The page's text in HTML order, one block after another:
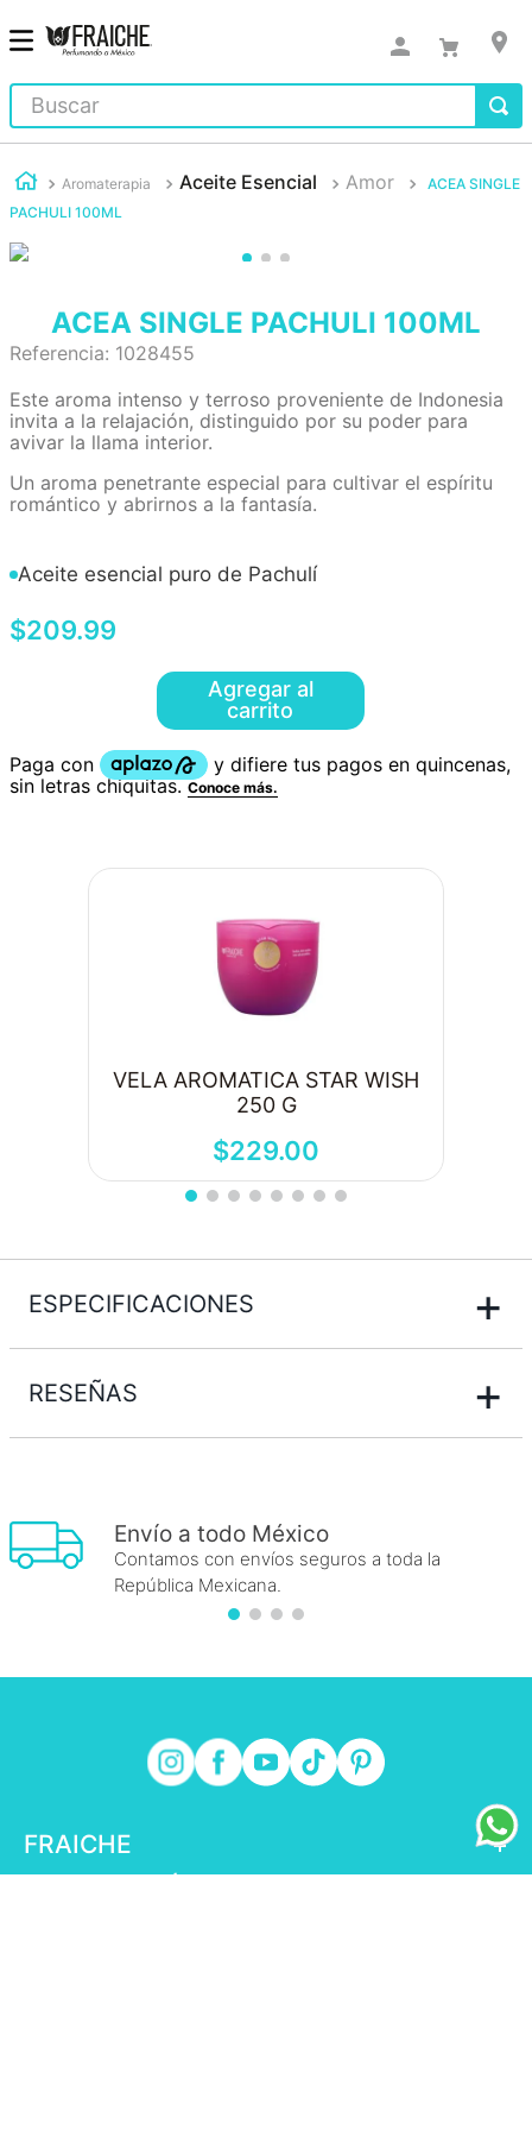
Buscar
Aromaterapia Aceite Esencial Amor
ACEA SINGLE
PACHULI 100ML
ACEA SINGLE PACHULI 100ML
Referencia: 1028455
Este aroma intenso y terroso proveniente de Indonesia
invita a la relajación, distinguido por su poder para
avivar la llama interior.
Un aroma penetrante especial para cultivar el espíritu
romántico y abrirnos a la fantasía.
Aceite esencial puro de Pachulí
$209.99
Agregar al
carrito
VELA AROMATICA STAR WISH
250 G
$229.00
ESPECIFICACIONES +
RESEÑAS +
Envío a todo México
Contamos con envíos seguros a toda la
República Mexicana.
FRAICHE
+